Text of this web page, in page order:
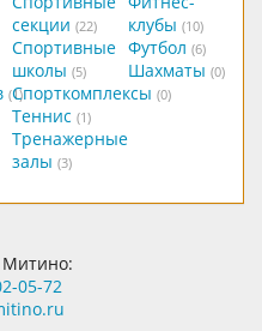
(1)
секции (22)
Спортивные
школы (5)
Спорткомплексы (0)
Теннис (1)
Тренажерные
залы (3)
клубы (10)
Футбол (6)
Шахматы (0)
Митино:
05-72